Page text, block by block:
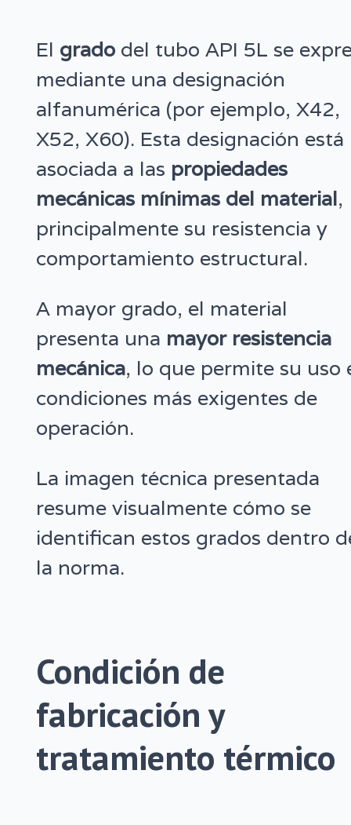
El grado del tubo API 5L se
mediante una designación
alfanumérica (por ejemplo, X42,
X52, X60). Esta designación está
asociada a las propiedades
mecánicas mínimas del material,
principalmente su resistencia y
comportamiento estructural.
A mayor grado, el material
presenta una mayor resistencia
mecánica, lo que permite su uso
condiciones más exigentes de
operación.
La imagen técnica presentada
resume visualmente cómo se
identifican estos grados dentro
la norma.
Condición de
fabricación y
tratamiento térmico